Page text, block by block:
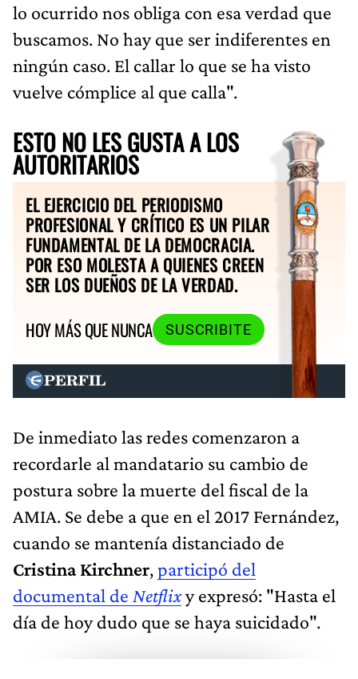
lo ocurrido nos obliga con esa verdad que
buscamos. No hay que ser indiferentes en
ningún caso. El callar lo que se ha visto
vuelve cómplice al que calla".
ESTO NO LES GUSTA A LOS
AUTORITARIOS
EL EJERCICIO DEL PERIODISMO
PROFESIONAL Y CRÍTICO ES UN PILAR
FUNDAMENTAL DE LA DEMOCRACIA.
POR ESO MOLESTA A QUIENES CREEN
SER LOS DUEÑOS DE LA VERDAD.
HOY MÁS QUE NUNCA
SUSCRIBITE
De inmediato las redes comenzaron a
recordarle al mandatario su cambio de
postura sobre la muerte del fiscal de la
AMIA. Se debe a que en el 2017 Fernández,
cuando se mantenía distanciado de
Cristina Kirchner,participó del
documental de Netflixy expresó: "Hasta el
día de hoy dudo que se haya suicidado".